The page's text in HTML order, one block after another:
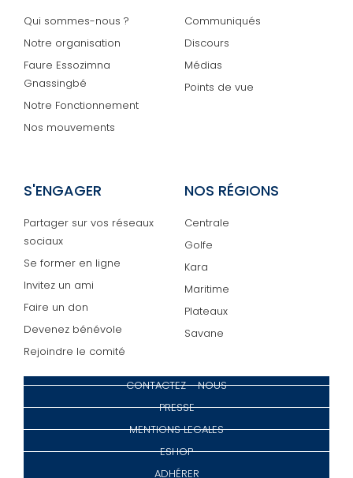
Qui sommes-nous ?
Notre organisation
Faure Essozimna
Gnassingbé
Notre Fonctionnement
Nos mouvements
Communiqués
Discours
Médias
Points de vue
S'ENGAGER
Partager sur vos réseaux
sociaux
Se former en ligne
Invitez un ami
Faire un don
Devenez bénévole
Rejoindre le comité
NOS RÉGIONS
Centrale
Golfe
Kara
Maritime
Plateaux
Savane
CONTACTEZ - NOUS
PRESSE
MENTIONS LEGALES
ESHOP
ADHÉRER